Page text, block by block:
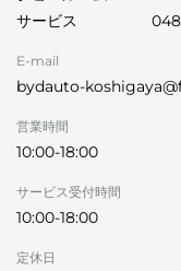
サービス
E-mail
bydauto-
営業時間
10:00-18:00
サービス受付時間
10:00-18:00
定休日